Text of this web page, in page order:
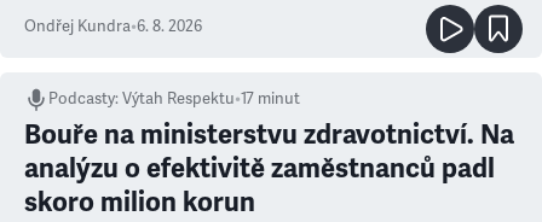
Ondřej Kundra•6. 8. 2026
Podcasty:Výtah Respektu•17 minut
Bouře na ministerstvu zdravotnictví. Na
analýzu o efektivitě zaměstnanců padl
skoro milion korun